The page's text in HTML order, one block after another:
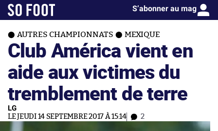
S’abonner au mag
AUTRES CHAMPIONNATS MEXIQUE
Club América vient en
aide aux victimes du
tremblement de terre
LG
LE JEUDI 14 SEPTEMBRE 2017 À 15:14 2